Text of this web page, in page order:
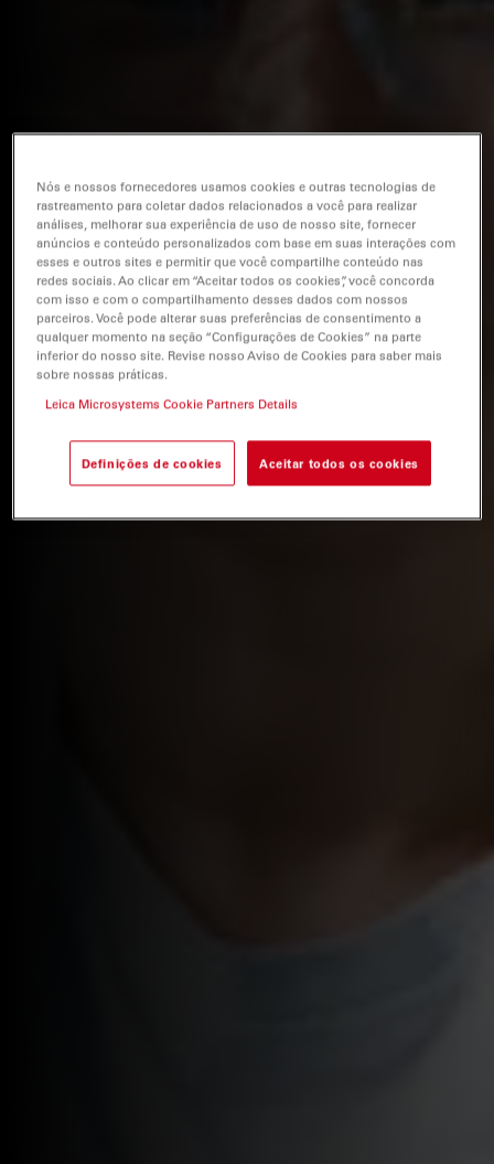
Nós e nossos fornecedores usamos cookies e outras tecnologias de
rastreamento para coletar dados relacionados a você para realizar
análises, melhorar sua experiência de uso de nosso site, fornecer
anúncios e conteúdo personalizados com base em suas interações com
esses e outros sites e permitir que você compartilhe conteúdo nas
redes sociais. Ao clicar em “Aceitar todos os cookies”, você concorda
com isso e com o compartilhamento desses dados com nossos
parceiros. Você pode alterar suas preferências de consentimento a
qualquer momento na seção “Configurações de Cookies” na parte
inferior do nosso site. Revise nosso Aviso de Cookies para saber mais
sobre nossas práticas.
Leica Microsystems Cookie Partners Details
Definições de cookies Aceitar todos os cookies